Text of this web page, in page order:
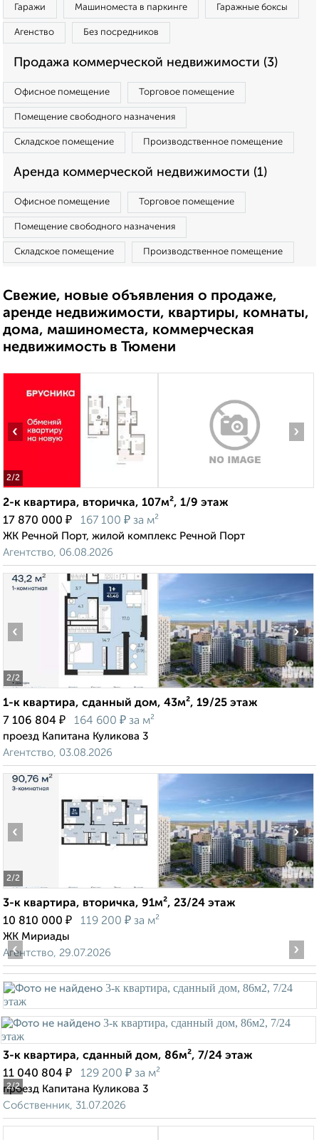
Гаражи Машиноместа в паркинге Гаражные боксы
Агенство Без посредников
Продажа коммерческой недвижимости (3)
Офисное помещение Торговое помещение
Помещение свободного назначения
Складское помещение Производственное помещение
Аренда коммерческой недвижимости (1)
Офисное помещение Торговое помещение
Помещение свободного назначения
Складское помещение Производственное помещение
Свежие, новые объявления о продаже,
аренде недвижимости, квартиры, комнаты,
дома, машиноместа, коммерческая
недвижимость в Тюмени
2/2
‹ ›
2-к квартира, вторичка, 107м², 1/9 этаж
17 870 000 ₽ 167 100 ₽ за м²
ЖК Речной Порт, жилой комплекс Речной Порт
Агентство, 06.08.2026
2/2
‹ ›
1-к квартира, сданный дом, 43м², 19/25 этаж
7 106 804 ₽ 164 600 ₽ за м²
проезд Капитана Куликова 3
Агентство, 03.08.2026
2/2
‹ ›
3-к квартира, вторичка, 91м², 23/24 этаж
10 810 000 ₽ 119 200 ₽ за м²
ЖК Мириады
Агентство, 29.07.2026
2/2
‹ ›
3-к квартира, сданный дом, 86м², 7/24 этаж
11 040 804 ₽ 129 200 ₽ за м²
проезд Капитана Куликова 3
Собственник, 31.07.2026